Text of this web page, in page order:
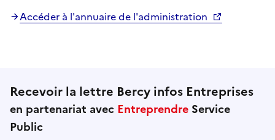
Accéder à l'annuaire de l'administration
Recevoir la lettre Bercy infos Entreprises
en partenariat avec Entreprendre Service
Public